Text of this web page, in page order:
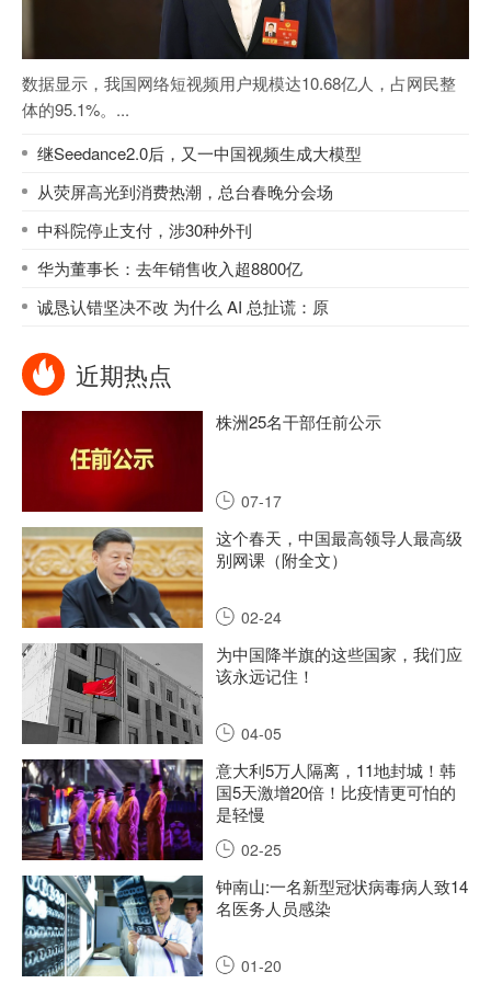
数据显示，我国网络短视频用户规模达10.68亿人，占网民整
体的95.1%。...
继Seedance2.0后，又一中国视频生成大模型
从荧屏高光到消费热潮，总台春晚分会场
中科院停止支付，涉30种外刊
华为董事长：去年销售收入超8800亿
诚恳认错坚决不改 为什么 AI 总扯谎：原
近期热点
株洲25名干部任前公示
07-17
这个春天，中国最高领导人最高级
别网课（附全文）
02-24
为中国降半旗的这些国家，我们应
该永远记住！
04-05
意大利5万人隔离，11地封城！韩
国5天激增20倍！比疫情更可怕的
是轻慢
02-25
钟南山:一名新型冠状病毒病人致14
名医务人员感染
01-20